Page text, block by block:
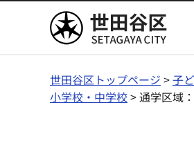
世田谷区
世田谷区トップページ >子
小学校・中学校> 通学区域